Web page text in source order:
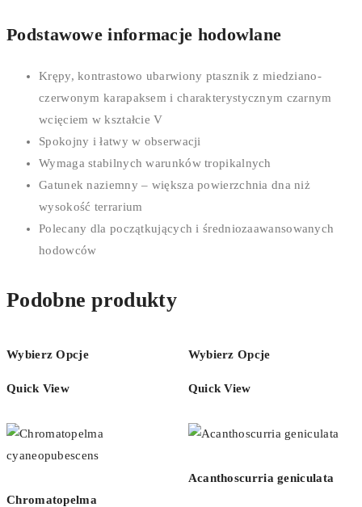
Podstawowe informacje hodowlane
Krępy, kontrastowo ubarwiony ptasznik z miedziano-
czerwonym karapaksem i charakterystycznym czarnym
wcięciem w kształcie V
Spokojny i łatwy w obserwacji
Wymaga stabilnych warunków tropikalnych
Gatunek naziemny – większa powierzchnia dna niż
wysokość terrarium
Polecany dla początkujących i średniozaawansowanych
hodowców
Podobne produkty
Wybierz Opcje
Quick View
Chromatopelma
Wybierz Opcje
Quick View
Acanthoscurria geniculata